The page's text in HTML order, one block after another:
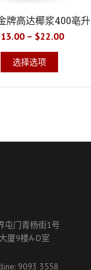
牌高达椰浆400亳升
13.00– $22.00
选择选项
屯门青杨街1号
厦9楼A-D室
9093 3558